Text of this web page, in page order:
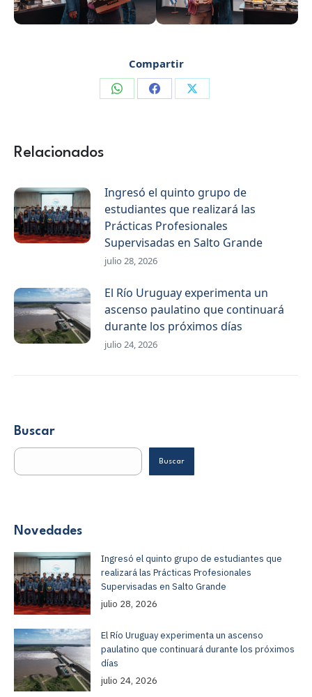
Compartir
CompartirCompartirCompartir
Relacionados
Ingresó el quinto grupo de
estudiantes que realizará las
Prácticas Profesionales
Supervisadas en Salto Grande
julio 28, 2026
El Río Uruguay experimenta un
ascenso paulatino que continuará
durante los próximos días
julio 24, 2026
Buscar
Buscar
Novedades
Ingresó el quinto grupo de estudiantes que
realizará las Prácticas Profesionales
Supervisadas en Salto Grande
julio 28, 2026
El Río Uruguay experimenta un ascenso
paulatino que continuará durante los próximos
días
julio 24, 2026